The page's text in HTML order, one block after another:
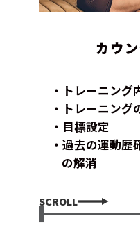
カウ
トレーニング
トレーニング
目標設定
過去の運動歴
の解消
SCROLL